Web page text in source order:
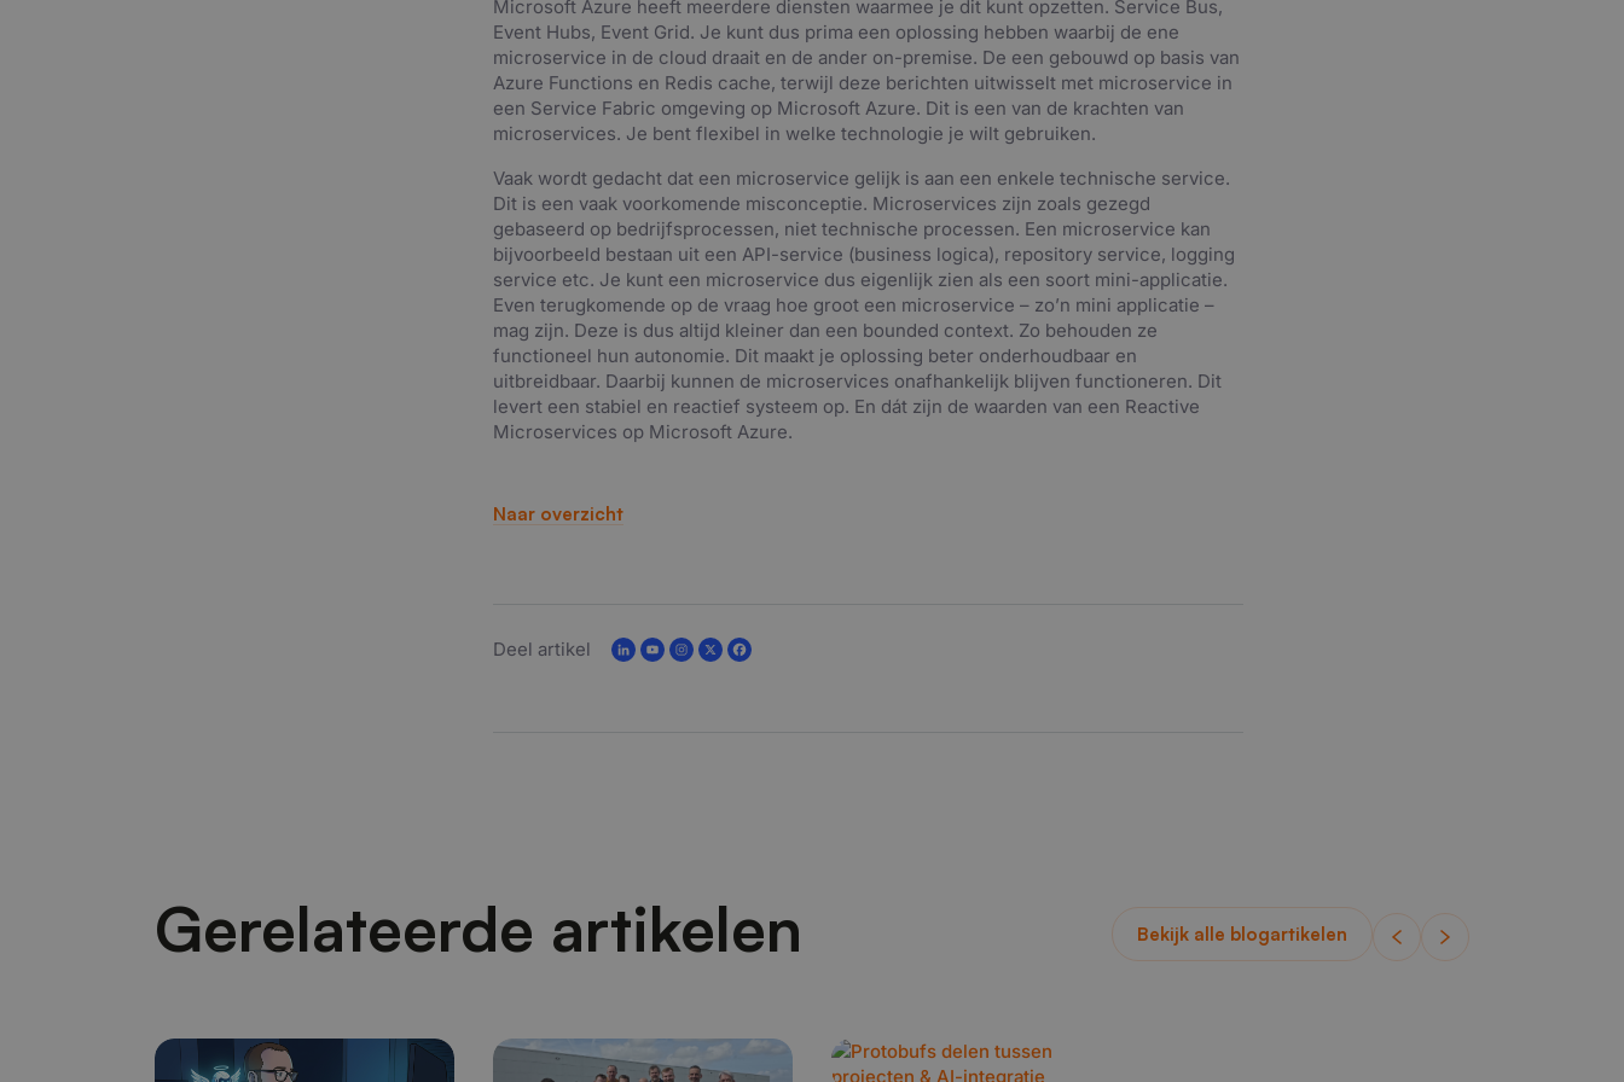
Microsoft Azure heeft meerdere diensten waarmee je dit kunt opzetten. Service Bus,
Event Hubs, Event Grid. Je kunt dus prima een oplossing hebben waarbij de ene
microservice in de cloud draait en de ander on-premise. De een gebouwd op basis van
Azure Functions en Redis cache, terwijl deze berichten uitwisselt met microservice in
een Service Fabric omgeving op Microsoft Azure. Dit is een van de krachten van
microservices. Je bent flexibel in welke technologie je wilt gebruiken.
Vaak wordt gedacht dat een microservice gelijk is aan een enkele technische service.
Dit is een vaak voorkomende misconceptie. Microservices zijn zoals gezegd
gebaseerd op bedrijfsprocessen, niet technische processen. Een microservice kan
bijvoorbeeld bestaan uit een API-service (business logica), repository service, logging
service etc. Je kunt een microservice dus eigenlijk zien als een soort mini-applicatie.
Even terugkomende op de vraag hoe groot een microservice – zo’n mini applicatie –
mag zijn. Deze is dus altijd kleiner dan een bounded context. Zo behouden ze
functioneel hun autonomie. Dit maakt je oplossing beter onderhoudbaar en
uitbreidbaar. Daarbij kunnen de microservices onafhankelijk blijven functioneren. Dit
levert een stabiel en reactief systeem op. En dát zijn de waarden van een Reactive
Microservices op Microsoft Azure.
Naar overzicht
Deel artikel
Gerelateerde artikelen Bekijk alle blogartikelen